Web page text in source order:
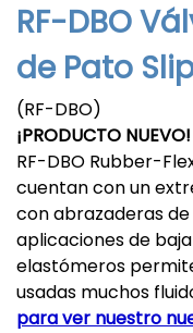
RF-DBO
de Pato
(RF-DBO)
¡PRODUCTO NUEVO!
RF-DBO Rubber-
cuentan con un
con abrazaderas
aplicaciones de
elastómeros
usadas muchos
para ver nuestro